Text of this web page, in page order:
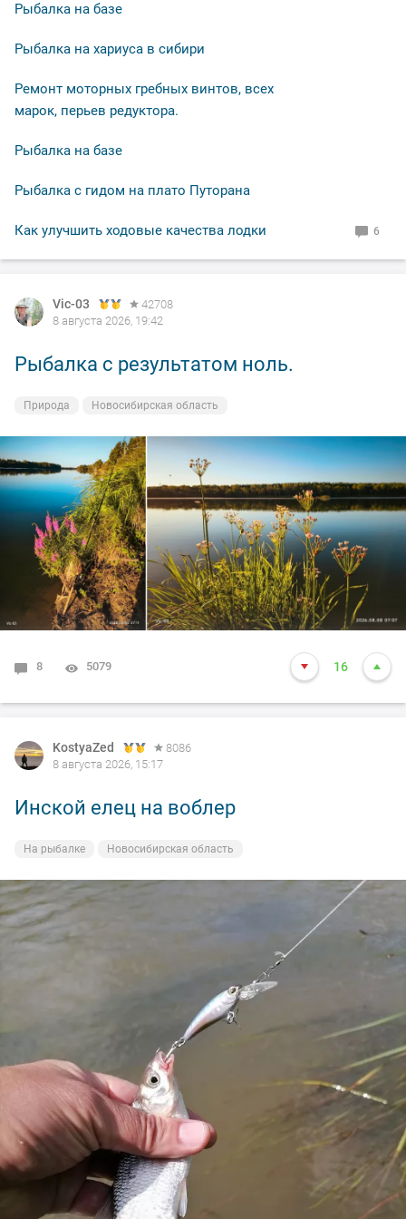
Рыбалка на базе
Рыбалка на хариуса в сибири
Ремонт моторных гребных винтов, всех
марок, перьев редуктора.
Рыбалка на базе
Рыбалка с гидом на плато Путорана
Как улучшить ходовые качества лодки 6
Vic-03
42708
8 августа 2026, 19:42
Рыбалка с результатом ноль.
Природа Новосибирская область
8 5079 16
KostyaZed
8086
8 августа 2026, 15:17
Инской елец на воблер
На рыбалке Новосибирская область